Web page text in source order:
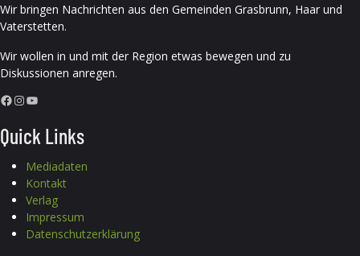
Wir bringen Nachrichten aus den Gemeinden Grasbrunn, Haar und
Vaterstetten.
Wir wollen in und mit der Region etwas bewegen und zu
Diskussionen anregen.
Facebook InstagramYouTube
Quick Links
Mediadaten
Kontakt
Verlag
Impressum
Datenschutzerklärung